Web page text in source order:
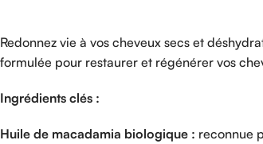
Redonnez vie à vos cheveux secs et
formulée pour restaurer et régénérer vos
Ingrédients clés :
Huile de macadamia biologique : reconnue